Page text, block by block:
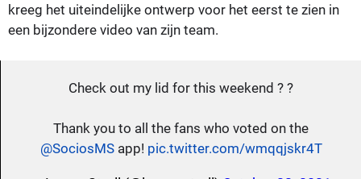
kreeg het uiteindelijke ontwerp voor het eerst te zien in
een bijzondere video van zijn team.
Check out my lid for this weekend ? ?
Thank you to all the fans who voted on the
@SociosMSapp! pic.twitter.com/wmqqjskr4T